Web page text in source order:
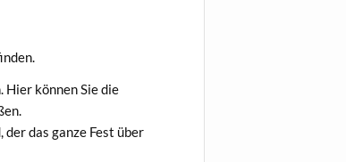
Hier können Sie die
das ganze Fest über